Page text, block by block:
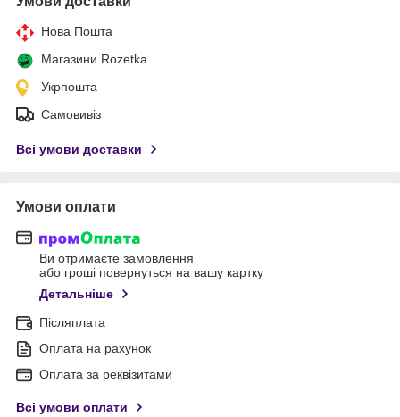
Нова Пошта
Магазини Rozetka
Укрпошта
Самовивіз
Всі умови доставки
Умови оплати
Ви отримаєте замовлення
або гроші повернуться на вашу картку
Детальніше
Післяплата
Оплата на рахунок
Оплата за реквізитами
Всі умови оплати